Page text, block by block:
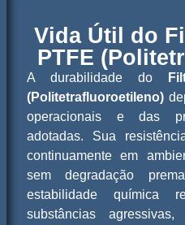
Vida Útil do
PTFE
A durabilidade do
(Politetrafluoroetileno)
operacionais e das
adotadas. Sua
continuamente em
sem degradação
estabilidade química
substâncias